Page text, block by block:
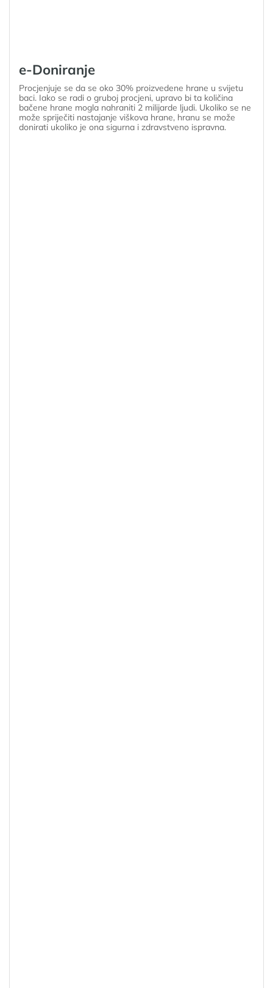
e-Doniranje
Procjenjuje se da se oko 30% proizvedene hrane u svijetu
baci. Iako se radi o gruboj procjeni, upravo bi ta količina
bačene hrane mogla nahraniti 2 milijarde ljudi. Ukoliko se ne
može spriječiti nastajanje viškova hrane, hranu se može
donirati ukoliko je ona sigurna i zdravstveno ispravna.